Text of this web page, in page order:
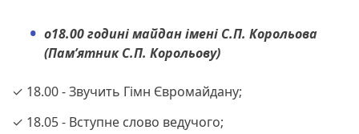
о18.00 годині майдан імені С.П. Корольова
(Пам’ятник С.П. Корольову)
✓ 18.00 - Звучить Гімн Євромайдану;
✓ 18.05 - Вступне слово ведучого;